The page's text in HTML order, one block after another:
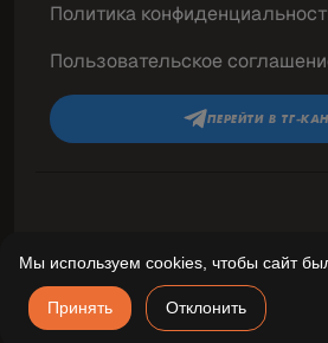
Политика
Пользовательское
ПЕРЕЙТИ В ТГ-
защищены.
Мы используем cookies, чтобы сайт
Принять Отклонить